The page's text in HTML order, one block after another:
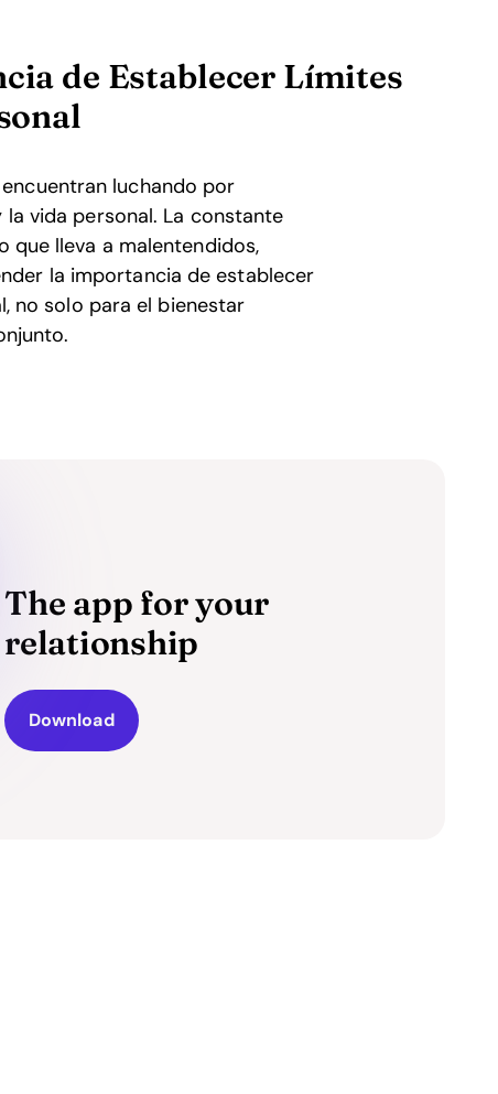
de Establecer Límites
luchando por
vida personal. La constante
que lleva a malentendidos,
la importancia de establecer
no solo para el bienestar
The app for your
relationship
Download